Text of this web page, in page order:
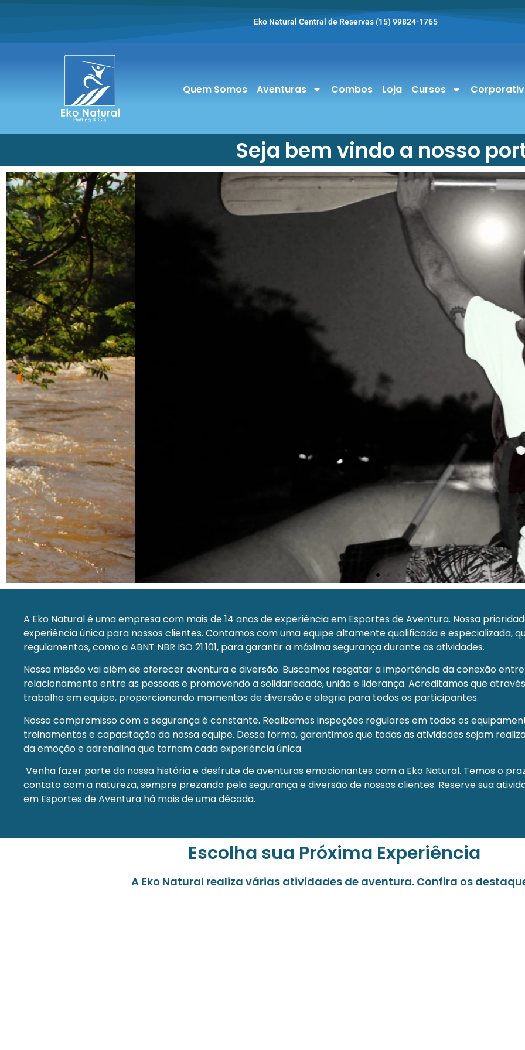
Eko Natural Central de Reservas (15) 99824-1765
Quem Somos Aventuras Combos Loja Cursos
Seja bem vindo a nosso
RAFTING
NOTURNO
Mais Informações
A Eko Natural é uma empresa com mais de 14 anos de experiência em Esportes de Aventura. Nossa
experiência única para nossos clientes. Contamos com uma equipe altamente qualificada e especializada,
regulamentos, como a ABNT NBR ISO 21.101, para garantir a máxima segurança durante as atividades.
Nossa missão vai além de oferecer aventura e diversão. Buscamos resgatar a importância da conexão
relacionamento entre as pessoas e promovendo a solidariedade, união e liderança. Acreditamos que
trabalho em equipe, proporcionando momentos de diversão e alegria para todos os participantes.
Nosso compromisso com a segurança é constante. Realizamos inspeções regulares em todos os
treinamentos e capacitação da nossa equipe. Dessa forma, garantimos que todas as atividades sejam
da emoção e adrenalina que tornam cada experiência única.
Venha fazer parte da nossa história e desfrute de aventuras emocionantes com a Eko Natural. Temos o
contato com a natureza, sempre prezando pela segurança e diversão de nossos clientes. Reserve sua
em Esportes de Aventura há mais de uma década.
Escolha sua Próxima Experiência
A Eko Natural realiza várias atividades de aventura. Confira os